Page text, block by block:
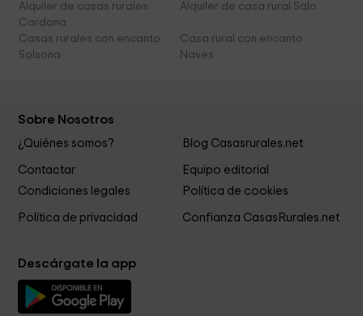
Alquiler de casas rurales
Cardona
Alquiler de casa rural Salo
Casas rurales con encanto
Solsona
Casa rural con encanto
Navès
Sobre Nosotros
¿Quiénes somos? Blog Casasrurales.net
Contactar
Equipo editorial
Condiciones legales
Política de cookies
Política de privacidad Confianza CasasRurales.net
Descárgate la app